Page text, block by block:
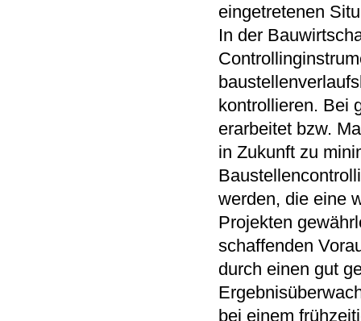
eingetretenen
In der
kontrollieren. Bei
erarbeitet bzw.
in Zukunft zu
werden, die eine
Projekten
schaffenden
durch einen gut
bei einem